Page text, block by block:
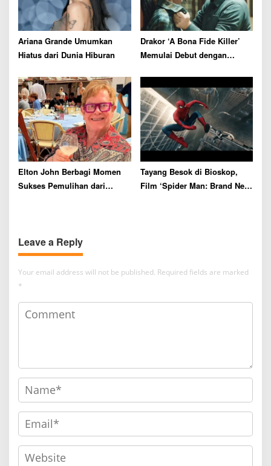
Ariana Grande Umumkan
Hiatus dari Dunia Hiburan
Drakor ‘A Bona Fide Killer’
Memulai Debut dengan
Elton John Berbagi Momen
Sukses Pemulihan dari
Tayang Besok di Bioskop,
Film ‘Spider Man: Brand New
Leave a Reply
Your email address will not be published. Required fields are marked
*